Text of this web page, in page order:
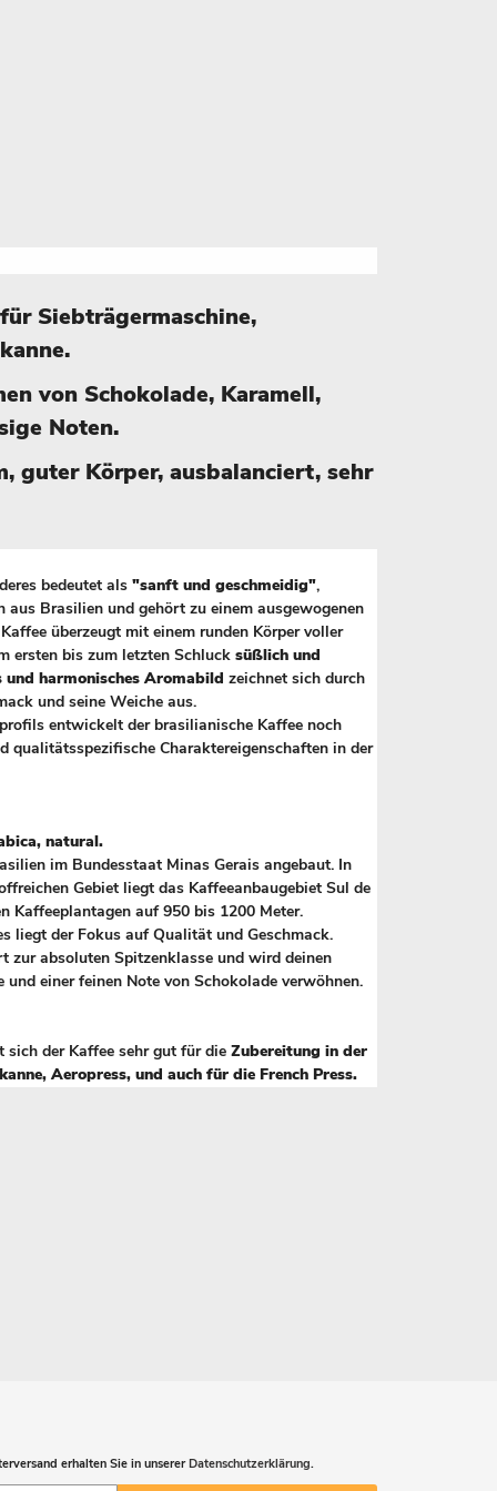
Siebträgermaschine,
von Schokolade, Karamell,
Noten.
guter Körper, ausbalanciert, sehr
bedeutet als "sanft und geschmeidig",
aus Brasilien und gehört zu einem ausgewogenen
überzeugt mit einem runden Körper voller
ersten bis zum letzten Schluck süßlich und
und harmonisches Aromabild zeichnet sich durch
und seine Weiche aus.
entwickelt der brasilianische Kaffee noch
qualitätsspezifische Charaktereigenschaften in der
natural.
im Bundesstaat Minas Gerais angebaut. In
Gebiet liegt das Kaffeeanbaugebiet Sul de
Kaffeeplantagen auf 950 bis 1200 Meter.
liegt der Fokus auf Qualität und Geschmack.
zur absoluten Spitzenklasse und wird deinen
einer feinen Note von Schokolade verwöhnen.
sich der Kaffee sehr gut für die Zubereitung in der
Aeropress, und auch für die French Press.
erhalten Sie in unsererDatenschutzerklärung.